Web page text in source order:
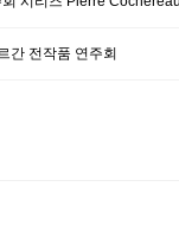
간 전작품 연주회